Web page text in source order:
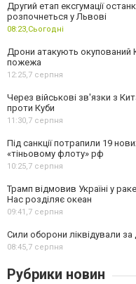
Другий етап ексгумації
розпочнеться у Львові
08:23,Сьогодні
Дрони атакують окупований
пожежа
12:25,7 серпня
Через військові зв'язки з
проти Куби
11:30,7 серпня
Під санкції потрапили 19
«тіньовому флоту» рф
10:25,7 серпня
Трамп відмовив Україні у
Нас розділяє океан
09:41,7 серпня
Сили оборони ліквідували за
08:45,7 серпня
Рубрики новин